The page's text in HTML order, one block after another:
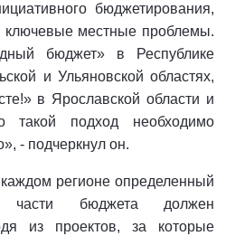
бюджетирования,
местные проблемы.
бюджет» в Республике
и Ульяновской областях,
в Ярославской области и
такой подход необходимо
- подчеркнул он.
каждом регионе определенный
части бюджета должен
из проектов, за которые